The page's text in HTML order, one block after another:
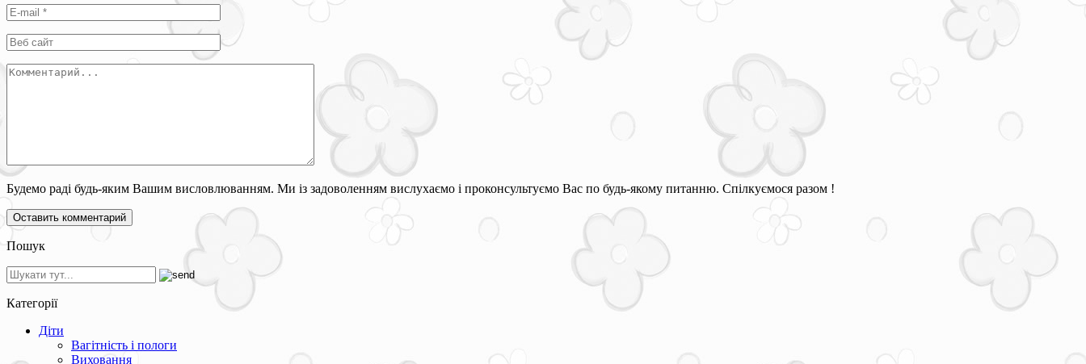
Будемо раді будь-яким Вашим висловлюванням. Ми із задоволенням вислухаємо і проконсультуємо Вас по будь-якому питанню. Спілкуємося разом !
Пошук
Категорії
Діти
Вагітність і пологи
Виховання